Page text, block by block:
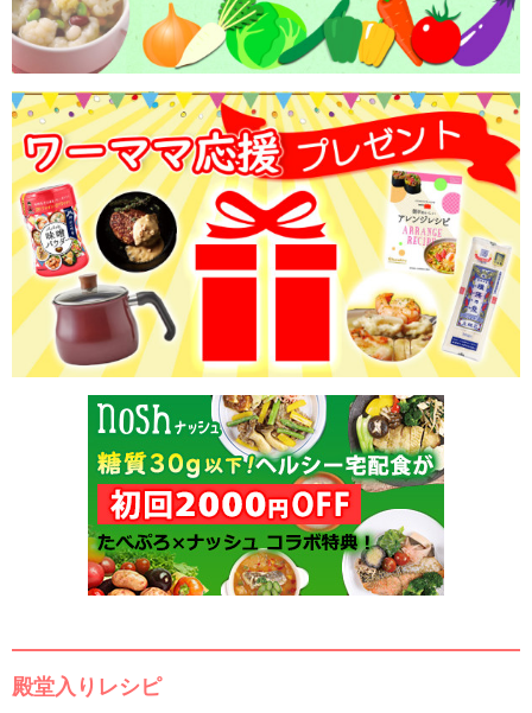
殿堂入りレシピ